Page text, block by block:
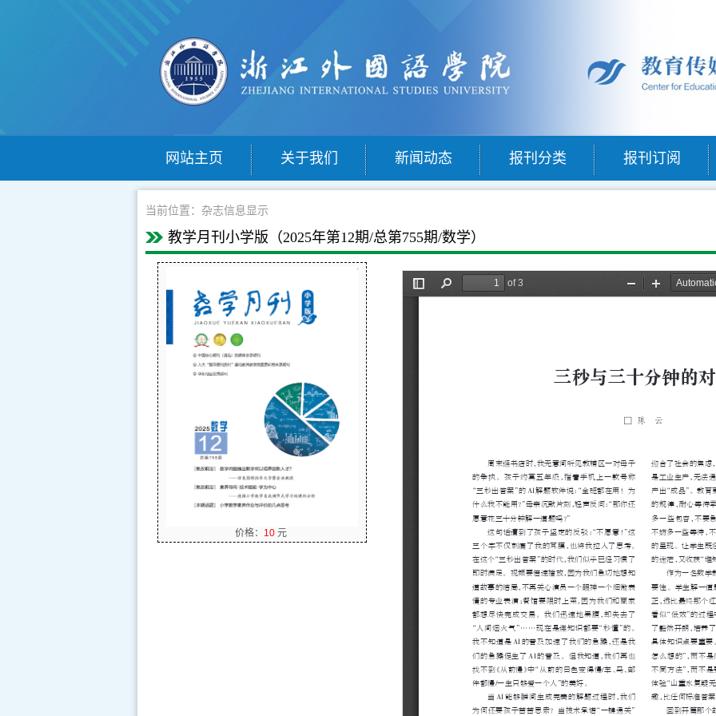
网站主页 关于我们 新闻动态 报刊分类 报刊订阅
当前位置：杂志信息显示
教学月刊小学版（2025年第12期/总第755期/数学）
价格： 10 元